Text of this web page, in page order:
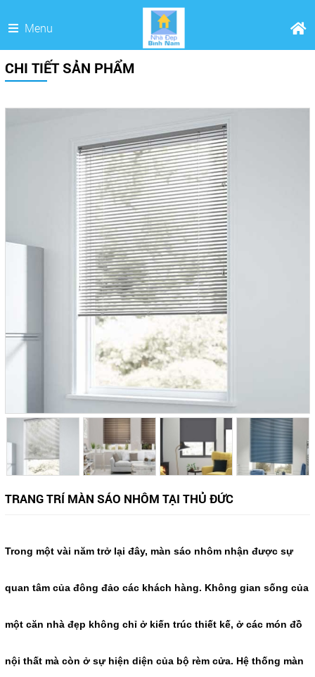
Menu
CHI TIẾT SẢN PHẨM
TRANG TRÍ MÀN SÁO NHÔM TẠI THỦ ĐỨC
Trong một vài năm trở lại đây, màn sáo nhôm nhận được sự
quan tâm của đông đảo các khách hàng. Không gian sống của
một căn nhà đẹp không chỉ ở kiến trúc thiết kế, ở các món đồ
nội thất mà còn ở sự hiện diện của bộ rèm cửa. Hệ thống màn